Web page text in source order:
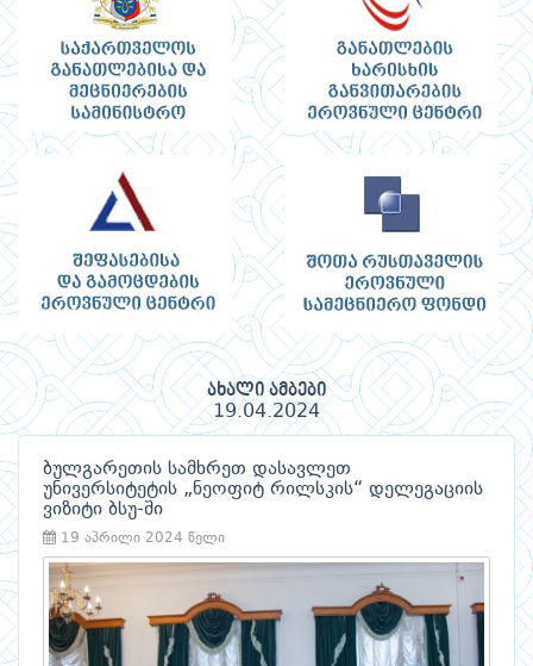
ახალი ამბები
19.04.2024
ბულგარეთის სამხრეთ დასავლეთ
უნივერსიტეტის „ნეოფიტ რილსკის“ დელეგაციის
ვიზიტი ბსუ-ში
19 აპრილი 2024 წელი